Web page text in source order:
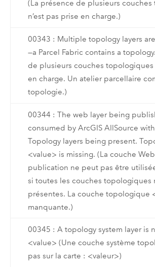
(La présence de plusieurs
n’est pas prise en charge.)
00343 : Multiple topology layers
—a Parcel Fabric contains a
de plusieurs couches topologiques
en charge. Un atelier parcellaire
topologie.)
00344 : The web layer being
consumed by ArcGIS AllSource
Topology layers being present.
<value> is missing. (La couche
publication ne peut pas être
si toutes les couches topologiques
présentes. La couche topologique
manquante.)
00345 : A topology system layer is
<value> (Une couche système
pas sur la carte : <valeur>)